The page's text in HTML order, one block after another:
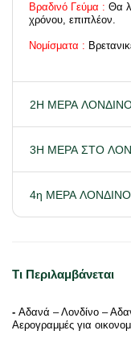
Βραδινό Γεύμα : Θα
χρόνου, επιπλέον.
Νομίσματα :
2Η ΜΕΡΑ
3Η ΜΕΡΑ ΣΤΟ
4η ΜΕΡΑ
Τι Περιλαμβάνεται
- Αδανά – Λονδίνο –
Αερογραμμές για